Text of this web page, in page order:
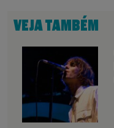
VEJA TAMBÉM